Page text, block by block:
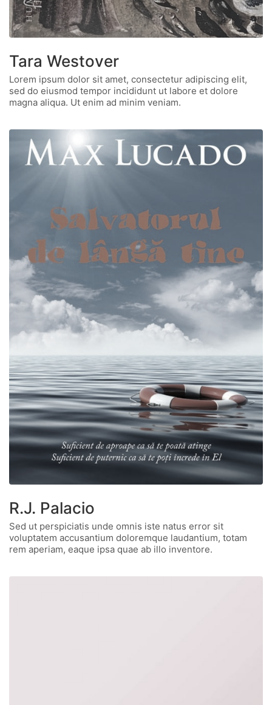
Tara Westover
Lorem ipsum dolor sit amet, consectetur adipiscing elit,
sed do eiusmod tempor incididunt ut labore et dolore
magna aliqua. Ut enim ad minim veniam.
R.J. Palacio
Sed ut perspiciatis unde omnis iste natus error sit
voluptatem accusantium doloremque laudantium, totam
rem aperiam, eaque ipsa quae ab illo inventore.